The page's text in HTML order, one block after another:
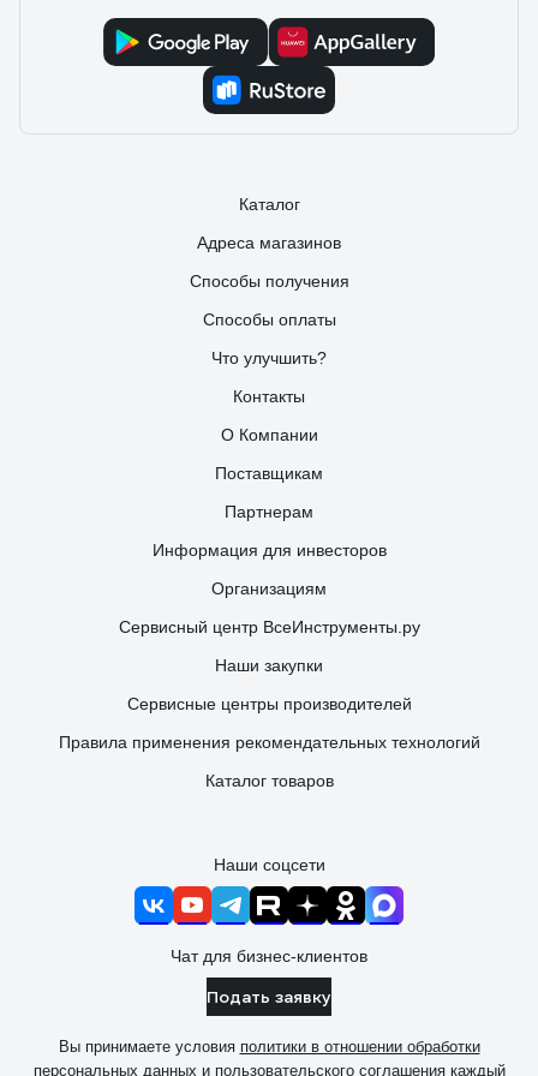
боятся низких температур.
Каталог
Адреса магазинов
Способы получения
Способы оплаты
Что улучшить?
Контакты
О Компании
Поставщикам
Партнерам
Информация для инвесторов
Организациям
Сервисный центр ВсеИнструменты.ру
Наши закупки
Сервисные центры производителей
Правила применения рекомендательных технологий
Каталог товаров
Наши соцсети
Чат для бизнес-клиентов
Подать заявку
Вы принимаете условия политики в отношении обработки
персональных данных и пользовательского соглашения каждый